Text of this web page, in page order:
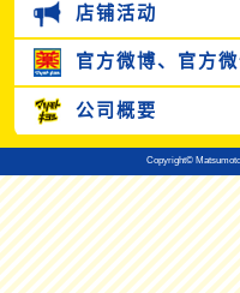
店铺活动
官方微博、 官方
公司概要
Copyright©